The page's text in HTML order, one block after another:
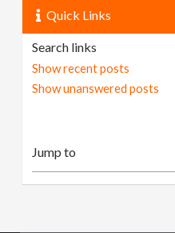
Quick Links
Search links
Show recent posts
Show unanswered posts